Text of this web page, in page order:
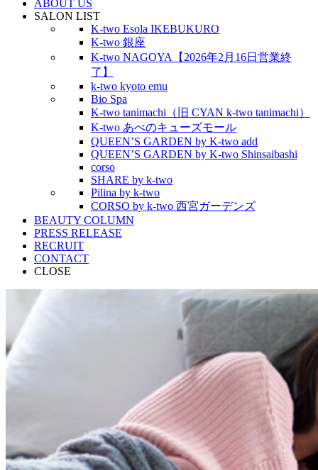
ABOUT US
SALON LIST
K-two Esola IKEBUKURO
K-two 銀座
K-two NAGOYA【2026年2月16日営業終
了】
k-two kyoto emu
Bio Spa
K-two tanimachi（旧 CYAN k-two tanimachi）
K-two あべのキューズモール
QUEEN’S GARDEN by K-two add
QUEEN’S GARDEN by K-two Shinsaibashi
corso
SHARE by k-two
Pilina by k-two
CORSO by k-two 西宮ガーデンズ
BEAUTY COLUMN
PRESS RELEASE
RECRUIT
CONTACT
CLOSE